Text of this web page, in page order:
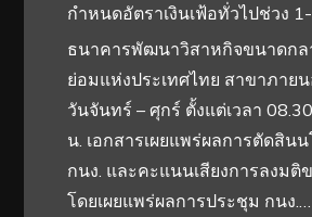
กำหนดอัตราเงินเฟ้อทั่วไปช่วง
ธนาคารพัฒนาวิสาหกิจขนาดกล
ย่อมแห่งประเทศไทย สาขาภายน
วันจันทร์ – ศุกร์ ตั้งแต่เวลา
น. เอกสารเผยแพร่ผลการตัดสิน
กนง. และคะแนนเสียงการลงมติ
โดยเผยแพร่ผลการประชุม กนง.…